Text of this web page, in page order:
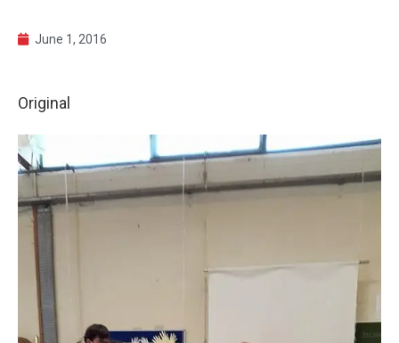
June 1, 2016
Original